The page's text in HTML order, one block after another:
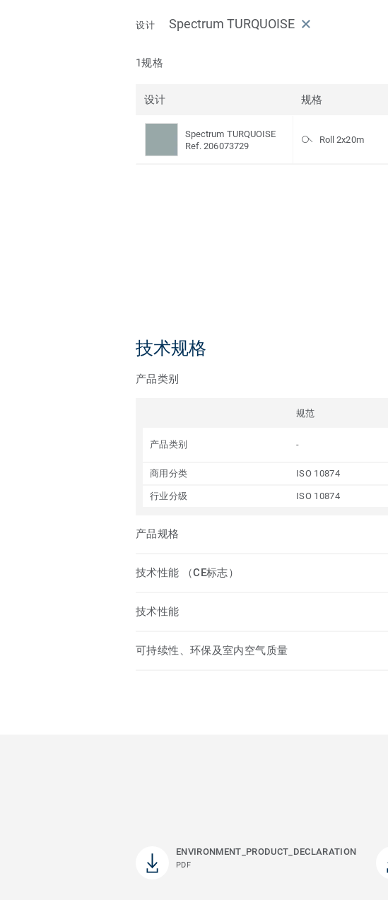
设计 Spectrum TURQUOISE
1规格
设计 规格
Spectrum TURQUOISE
Ref. 206073729
Roll 2x20m
技术规格
产品类别
规范
产品类别 -
商用分类 ISO 10874
行业分级 ISO 10874
产品规格
技术性能 （CE标志）
技术性能
可持续性、环保及室内空气质量
ENVIRONMENT_PRODUCT_DECLARATION
PDF